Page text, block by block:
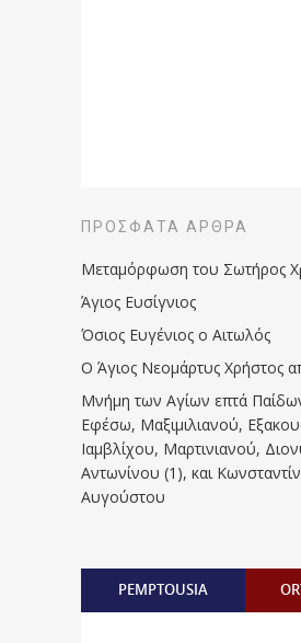
ΠΡΌΣΦΑΤΑ ΆΡΘΡΑ
Μεταμόρφωση του Σωτήρος
Άγιος Ευσίγνιος
Όσιος Ευγένιος ο Αιτωλός
Ο Άγιος Νεομάρτυς Χρήστος
Μνήμη των Aγίων επτά
Eφέσω, Mαξιμιλιανού,
Iαμβλίχου, Mαρτινιανού,
Aντωνίνου (1), και
Αυγούστου
PEMPTOUSIA